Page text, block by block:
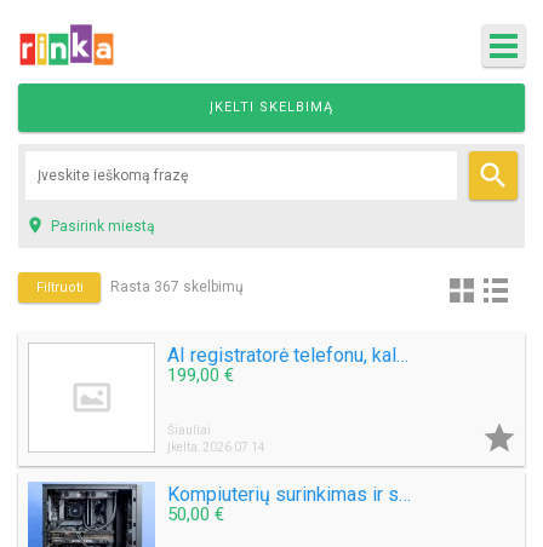
ĮKELTI SKELBIMĄ

 Pasirink miestą
Filtruoti Rasta 367 skelbimų
AI registratorė telefonu, kalba lietuviškai — atsiliepia 24/7
199,00 €
Šiauliai
Įkelta: 2026 07 14

Kompiuterių surinkimas ir spartinimas
50,00 €